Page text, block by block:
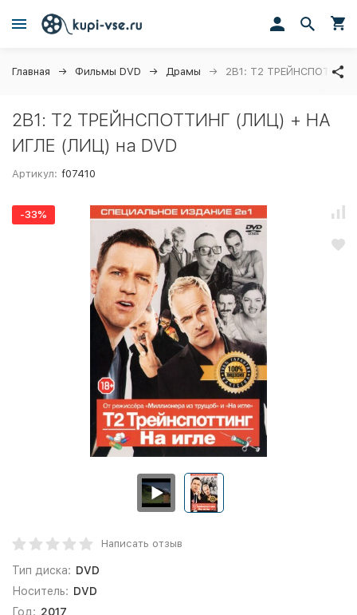
Главная Фильмы DVD Драмы 2В1: Т2
2В1: Т2 ТРЕЙНСПОТТИНГ (ЛИЦ) + НА
ИГЛЕ (ЛИЦ) на DVD
Артикул: f07410
-33%
Написать отзыв
Тип диска: DVD
Носитель: DVD
Год: 2017